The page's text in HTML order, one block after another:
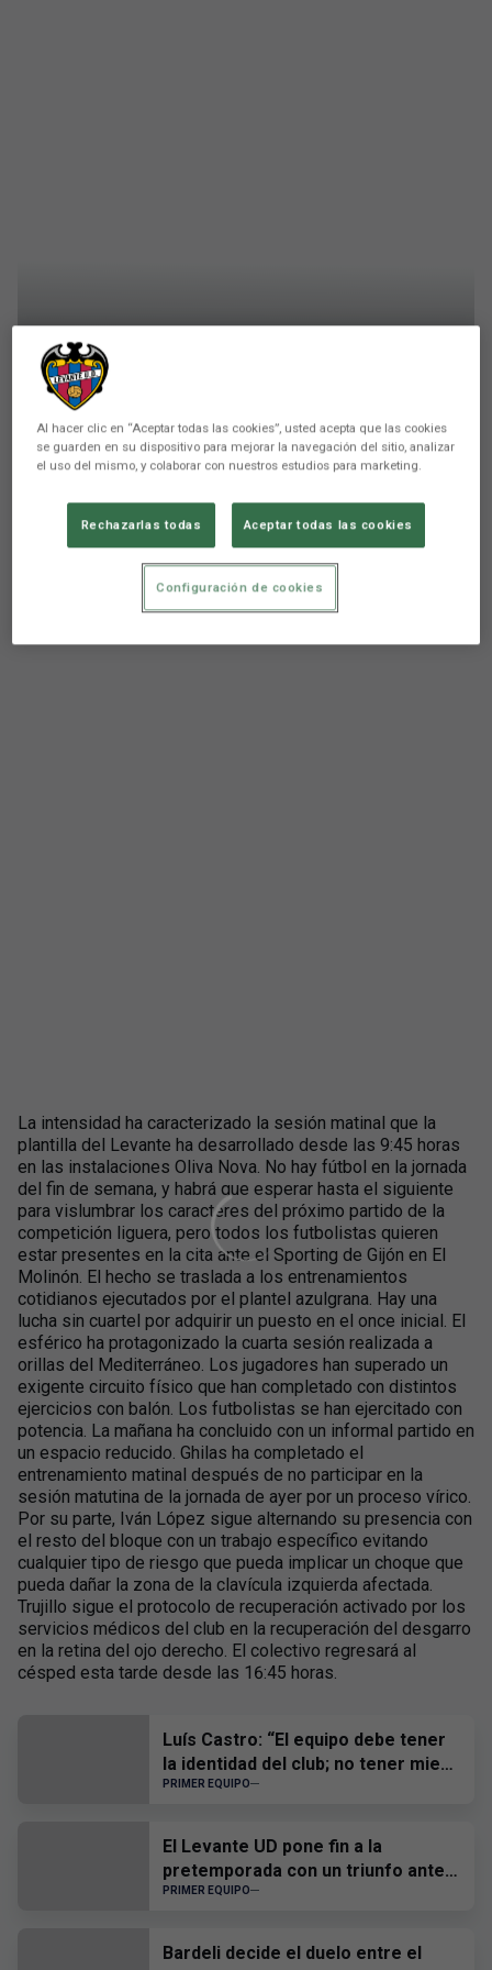
PRIMER EQUIPO
Máxima intensidad en la
sesión matinal en Oliva Nova
Liga BBVA Entrenamiento
La intensidad ha caracterizado la sesión matinal que la
plantilla del Levante ha desarrolla­­do desde las 9:45 horas
en las instalaciones Oliva Nova. No hay fútbol en la jornada
del fin de semana, y habrá que esperar hasta el siguiente
para vislumbrar los caracteres del próximo partido de la
competición liguera, pero todos los futbolistas quieren
estar presentes en la cita ante el Sporting de Gijón en El
Molinón. El hecho se traslada a los entrenamientos
cotidianos ejecutados por el plantel azulgrana. Hay una
lucha sin cuartel por adquirir un puesto en el once inicial. El
esférico ha protagonizado la cuarta sesión realizada a
orillas del Mediterráneo. Los jugadores han superado un
exigente circuito físico que han completado con distintos
ejercicios con balón. Los futbolistas se han ejercitado con
potencia. La mañana ha concluido con un informal partido en
un espacio reducido. Ghilas ha completado el
entrenamiento matinal después de no participar en la
sesión matutina de la jornada de ayer por un proceso vírico.
Por su parte, Iván López sigue alternando su presencia con
el resto del bloque con un trabajo específico evitando
cualquier tipo de riesgo que pueda implicar un choque que
pueda dañar la zona de la clavícula izquierda afectada.
Trujillo sigue el protocolo de recuperación activado por los
servicios médicos del club en la recuperación del desgarro
en la retina del ojo derecho. El colectivo regresará al
césped esta tarde desde las 16:45 horas.
Luís Castro: “El equipo debe tener
la identidad del club; no tener miedo
a nadie y, cuando tengamos que
PRIMER EQUIPO
El Levante UD pone fin a la
pretemporada con un triunfo ante
el CD Castellón
PRIMER EQUIPO
Bardeli decide el duelo entre el
Al hacer clic en “Aceptar todas las cookies”, usted acepta que las cookies
se guarden en su dispositivo para mejorar la navegación del sitio, analizar
el uso del mismo, y colaborar con nuestros estudios para marketing.
Rechazarlas todas Aceptar todas las cookies
Configuración de cookies